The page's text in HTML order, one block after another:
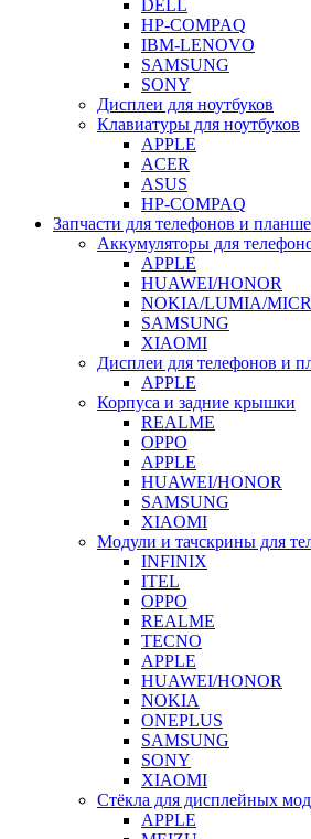
DELL
HP-COMPAQ
IBM-LENOVO
SAMSUNG
SONY
Дисплеи для ноутбуков
Клавиатуры для ноутбуков
APPLE
ACER
ASUS
HP-COMPAQ
Запчасти для телефонов и
Аккумуляторы для
APPLE
HUAWEI/HONOR
NOKIA/LUMIA/
SAMSUNG
XIAOMI
Дисплеи для телефонов и
APPLE
Корпуса и задние крышки
REALME
OPPO
APPLE
HUAWEI/HONOR
SAMSUNG
XIAOMI
Модули и тачскрины для
INFINIX
ITEL
OPPO
REALME
TECNO
APPLE
HUAWEI/HONOR
NOKIA
ONEPLUS
SAMSUNG
SONY
XIAOMI
Стёкла для дисплейных
APPLE